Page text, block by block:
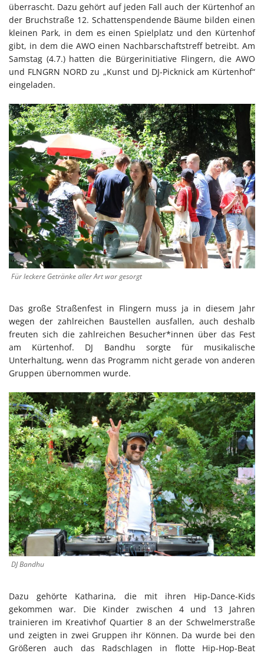
überrascht. Dazu gehört auf jeden Fall auch der Kürtenhof an
der Bruchstraße 12. Schattenspendende Bäume bilden einen
kleinen Park, in dem es einen Spielplatz und den Kürtenhof
gibt, in dem die AWO einen Nachbarschaftstreff betreibt. Am
Samstag (4.7.) hatten die Bürgerinitiative Flingern, die AWO
und FLNGRN NORD zu „Kunst und DJ-Picknick am Kürtenhof“
eingeladen.
Für leckere Getränke aller Art war gesorgt
Das große Straßenfest in Flingern muss ja in diesem Jahr
wegen der zahlreichen Baustellen ausfallen, auch deshalb
freuten sich die zahlreichen Besucher*innen über das Fest
am Kürtenhof. DJ Bandhu sorgte für musikalische
Unterhaltung, wenn das Programm nicht gerade von anderen
Gruppen übernommen wurde.
DJ Bandhu
Dazu gehörte Katharina, die mit ihren Hip-Dance-Kids
gekommen war. Die Kinder zwischen 4 und 13 Jahren
trainieren im Kreativhof Quartier 8 an der Schwelmerstraße
und zeigten in zwei Gruppen ihr Können. Da wurde bei den
Größeren auch das Radschlagen in flotte Hip-Hop-Beat